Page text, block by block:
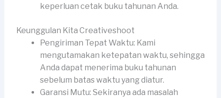
keperluan cetak buku tahunan Anda.
Keunggulan Kita Creativeshoot
Pengiriman Tepat Waktu: Kami
mengutamakan ketepatan waktu, sehingga
Anda dapat menerima buku tahunan
sebelum batas waktu yang diatur.
Garansi Mutu: Sekiranya ada masalah